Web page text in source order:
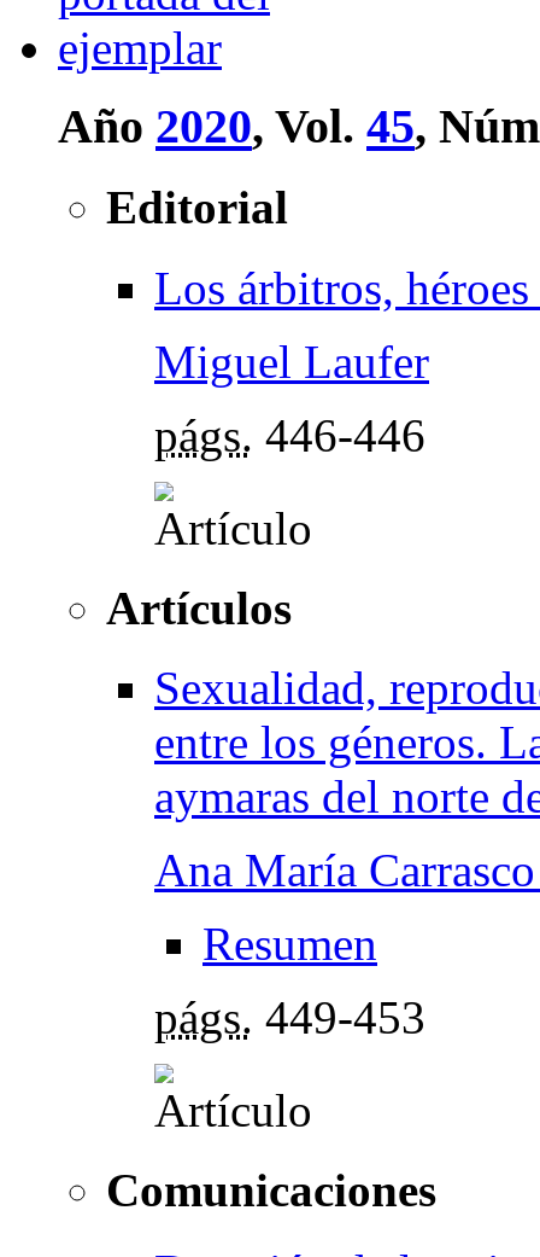
Año 2020, Vol. 45,
Editorial
Los árbitros,
Miguel Laufer
págs. 446-446
Artículos
Sexualidad,
entre los géneros.
aymaras del norte
Ana María
Resumen
págs. 449-453
Comunicaciones